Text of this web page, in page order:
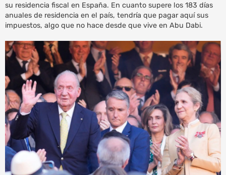
su residencia fiscal en España. En cuanto supere los 183 días
anuales de residencia en el país, tendría que pagar aquí sus
impuestos, algo que no hace desde que vive en Abu Dabi.